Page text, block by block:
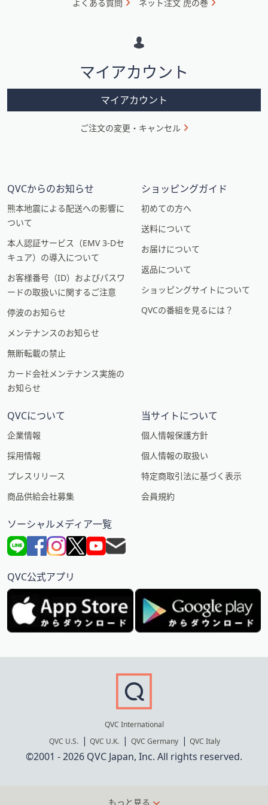
ン
よくある質問 ネット注文 虎の巻
マイアカウント
マイアカウント
ご注文の変更・キャンセル
QVCからのお知らせ
熊本地震による配送への影響に
ついて
本人認証サービス（EMV 3-Dセ
キュア）の導入について
お客様番号（ID）およびパスワ
ードの取扱いに関するご注意
停波のお知らせ
メンテナンスのお知らせ
無断転載の禁止
カード会社メンテナンス実施の
お知らせ
ショッピングガイド
初めての方へ
送料について
お届けについて
返品について
ショッピングサイトについて
QVCの番組を見るには？
QVCについて
企業情報
採用情報
プレスリリース
商品供給会社募集
当サイトについて
個人情報保護方針
個人情報の取扱い
特定商取引法に基づく表示
会員規約
ソーシャルメディア一覧
QVC公式アプリ
QVC International
QVC U.S.
QVC U.K. QVC Germany QVC Italy
©2001 - 2026 QVC Japan, Inc. All rights reserved.
もっと見る